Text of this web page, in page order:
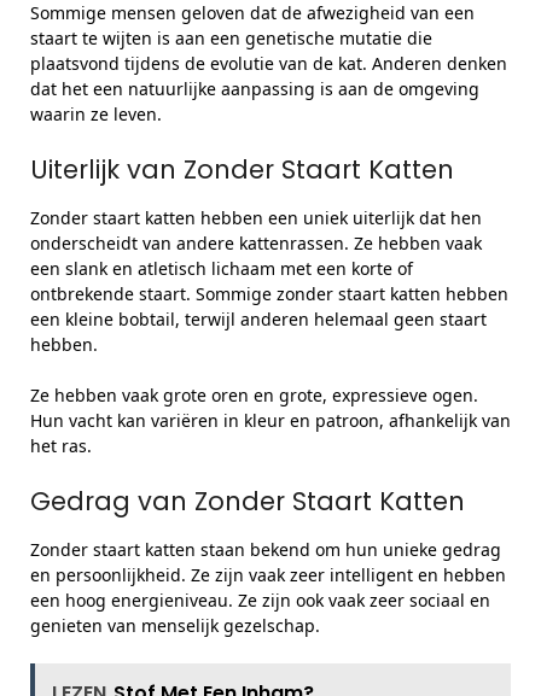
Sommige mensen geloven dat de afwezigheid van een
staart te wijten is aan een genetische mutatie die
plaatsvond tijdens de evolutie van de kat. Anderen denken
dat het een natuurlijke aanpassing is aan de omgeving
waarin ze leven.
Uiterlijk van Zonder Staart Katten
Zonder staart katten hebben een uniek uiterlijk dat hen
onderscheidt van andere kattenrassen. Ze hebben vaak
een slank en atletisch lichaam met een korte of
ontbrekende staart. Sommige zonder staart katten hebben
een kleine bobtail, terwijl anderen helemaal geen staart
hebben.
Ze hebben vaak grote oren en grote, expressieve ogen.
Hun vacht kan variëren in kleur en patroon, afhankelijk van
het ras.
Gedrag van Zonder Staart Katten
Zonder staart katten staan bekend om hun unieke gedrag
en persoonlijkheid. Ze zijn vaak zeer intelligent en hebben
een hoog energieniveau. Ze zijn ook vaak zeer sociaal en
genieten van menselijk gezelschap.